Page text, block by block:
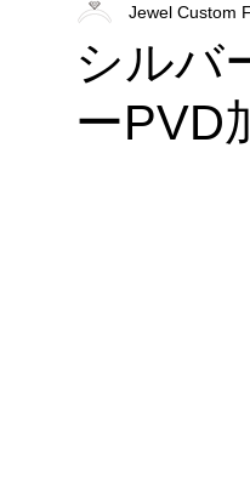
シルバ
ーPVD
Jewel Custom